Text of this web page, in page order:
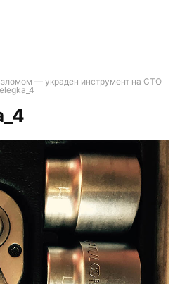
— украден инструмент на СТО